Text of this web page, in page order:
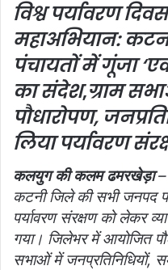
विश्व पर्यावरण
महाअभियान:
पंचायतों में गूंजा
का संदेश,ग्राम
पौधारोपण,
लिया पर्यावरण
कलयुग की कलम ढमरखेड़ा–
कटनी जिले की सभी जनपद
पर्यावरण संरक्षण को लेकर
गया। जिलेभर में आयोजित
सभाओं में जनप्रतिनिधियों,